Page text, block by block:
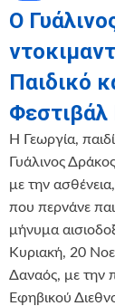
Ο
Παιδικό
Φεστιβάλ
Η Γεωργία,
Γυάλινος
με την
που περνάνε
μήνυμα
Κυριακή, 20
Δαναός, με την
Εφηβικού